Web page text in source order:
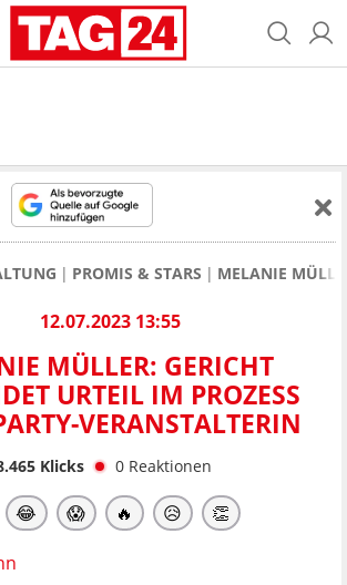
PROMIS & STARS MELANIE
12.07.2023 13:55
MÜLLER: GERICHT
URTEIL IM PROZESS
VERANSTALTERIN
Klicks 0 Reaktionen
😂 😱 🔥 😥 👏